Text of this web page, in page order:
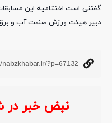
گفتنی است اختتامیه این
دبیر هیئت ورزش صنعت آب و برق
nabzkhabar.ir/?p=67132
نبض خبر در